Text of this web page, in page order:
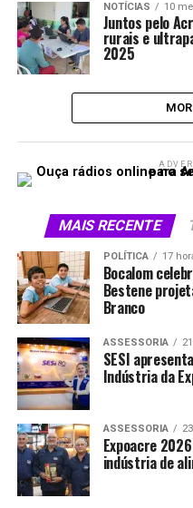
NOTÍCIAS 10
Juntos pelo
rurais e
2025
MAIS RECENTE
POLÍTICA 17
Bocalom
Bestene
Branco
ASSESSORIA
SESI
Indústria da
ASSESSORIA
Expoacre
indústria de